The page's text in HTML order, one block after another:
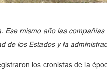
mismo año las
de los Estados y la
los cronistas de la